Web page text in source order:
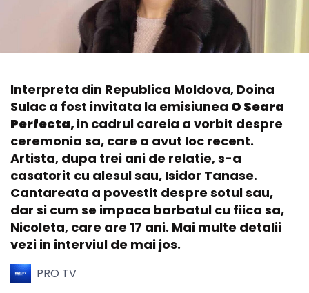
Interpreta din Republica Moldova, Doina
Sulac a fost invitata la emisiunea O Seara
Perfecta, in cadrul careia a vorbit despre
ceremonia sa, care a avut loc recent.
Artista, dupa trei ani de relatie, s-a
casatorit cu alesul sau, Isidor Tanase.
Cantareata a povestit despre sotul sau,
dar si cum se impaca barbatul cu fiica sa,
Nicoleta, care are 17 ani. Mai multe detalii
vezi in interviul de mai jos.
PRO TV